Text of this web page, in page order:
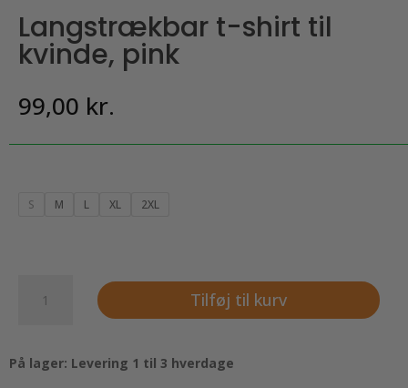
Langstrækbar t-shirt til
kvinde, pink
99,00 kr.
S M L XL 2XL
Langstrækbar
kvinde,
Tilføj til kurv
På lager: Levering 1 til 3 hverdage